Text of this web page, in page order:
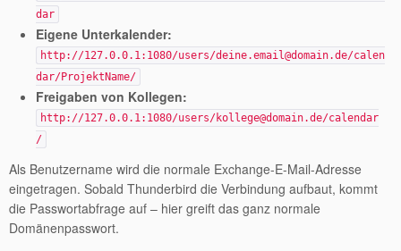
dar
Eigene Unterkalender:
http://127.0.0.1:1080/users/deine.email@domain.de/calen
dar/ProjektName/
Freigaben von Kollegen:
http://127.0.0.1:1080/users/kollege@domain.de/calendar
/
Als Benutzername wird die normale Exchange-E-Mail-Adresse
eingetragen. Sobald Thunderbird die Verbindung aufbaut, kommt
die Passwortabfrage auf – hier greift das ganz normale
Domänenpasswort.